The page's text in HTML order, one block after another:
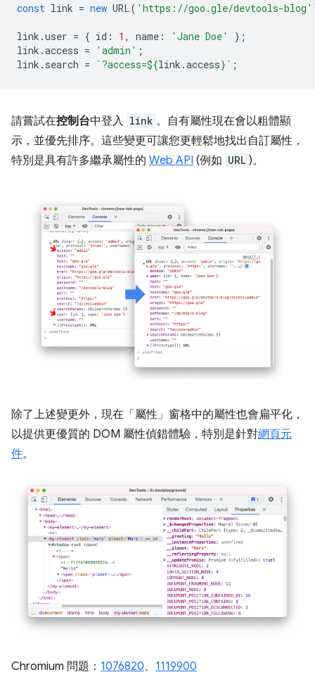
const link = new URL( 'https://goo.gle/devtools-blog'
link .user = { id : 1 , name : 'Jane Doe'
};
link .access = 'admin' ;
link . search = `?access=${link .access} ` ;
請嘗試在控制台中登入 link 。自有屬性現在會以粗體顯
示，並優先排序。這些變更可讓您更輕鬆地找出自訂屬性，
特別是具有許多繼承屬性的 Web API (例如 URL )。
除了上述變更外，現在「屬性」 窗格中的屬性也會扁平化，
以提供更優質的 DOM 屬性偵錯體驗，特別是針對網頁元
件。
Chromium 問題： 1076820、 1119900